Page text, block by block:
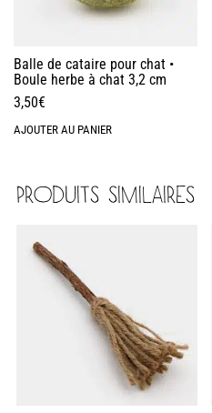
Balle de cataire pour chat •
Boule herbe à chat 3,2 cm
3,50€
AJOUTER AU PANIER
PRODUITS SIMILAIRES